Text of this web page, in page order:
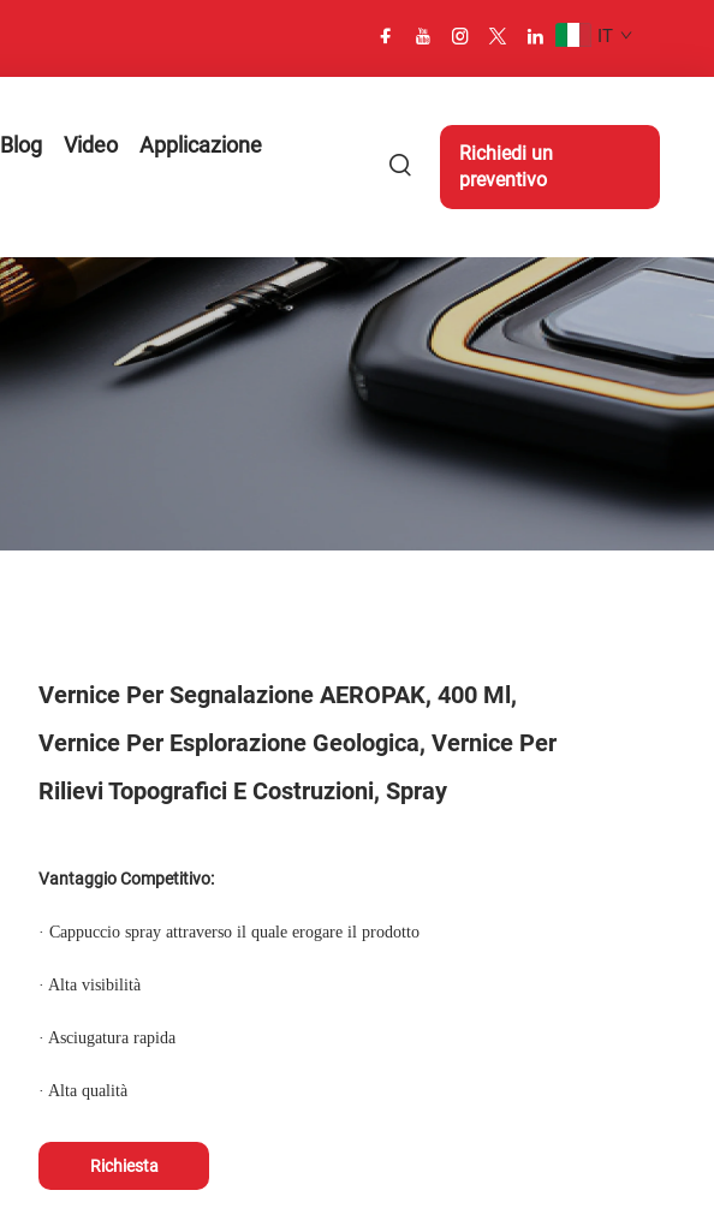
IT
Blog Video Applicazione
Richiedi un
preventivo
Vernice Per Segnalazione AEROPAK, 400 Ml,
Vernice Per Esplorazione Geologica, Vernice Per
Rilievi Topografici E Costruzioni, Spray
Vantaggio Competitivo:
· Cappuccio spray attraverso il quale erogare il prodotto
· Alta visibilità
· Asciugatura rapida
· Alta qualità
Richiesta